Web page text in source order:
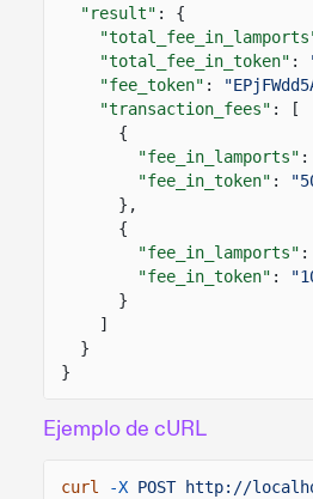
"result" : {
"total_fee_in_token" :
"fee_token" :
"transaction_fees" : [
{
"fee_in_lamports" :
"fee_in_token" :
},
{
"fee_in_lamports" :
"fee_in_token" :
}
]
}
}
Ejemplo de cURL
curl -X POST http://